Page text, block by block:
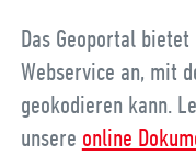
Das Geoportal
Webservice an, mit
geokodieren kann.
unsere online